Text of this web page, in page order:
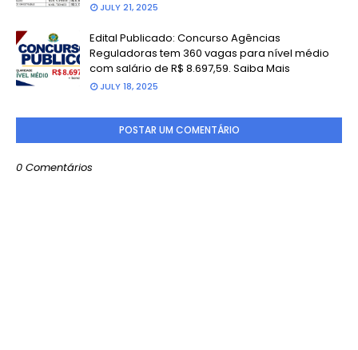
JULY 21, 2025
Edital Publicado: Concurso Agências
Reguladoras tem 360 vagas para nível médio
com salário de R$ 8.697,59. Saiba Mais
JULY 18, 2025
POSTAR UM COMENTÁRIO
0 Comentários